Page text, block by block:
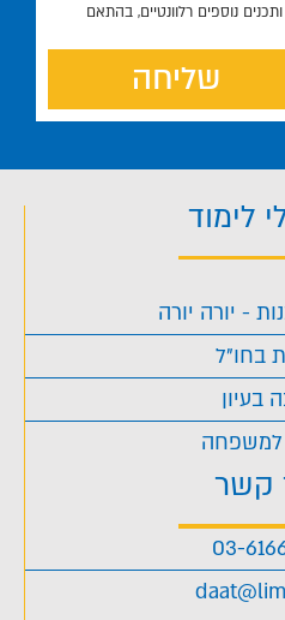
נוספים רלוונטיים, בהתאם
שליחה
לימוד
- יורה יורה
בחו"ל
בעיון
למשפחה
קשר
03-